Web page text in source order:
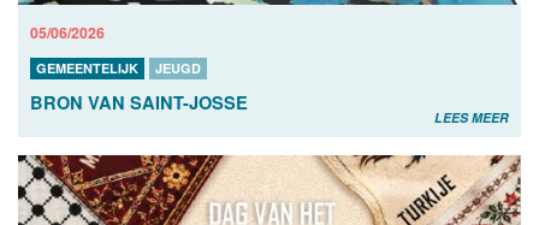
05/06/2026
GEMEENTELIJK JEUGD
BRON VAN SAINT-JOSSE
LEES MEER